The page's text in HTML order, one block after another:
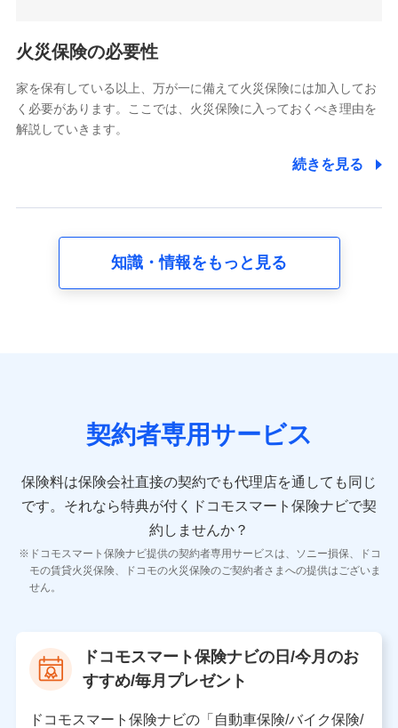
電話対応の品質向上およびお問合せ内容の正確な把握のため
6.採用応募者の個人情報
採用選考および入社手続を実施するため
8.取引先個人情報
取引先としての選定業務、営業情報の提供業務、契約締結手
10.受託業務の 個人情報
11.マイカー通勤管理クラウド並びに法人向けASPサー
ビスに関してのお問い合わせ情報
各種お問い合わせに対応するため
当社のサービスに関する情報提供や、皆様に有用なお知らせ
をお送りするため
当社の対応品質向上やお問い合わせ内容の正確な把握のため
個人情報保護管理者の職名、連絡先
〒103-0013 東京都中央区日本橋人形町2-14-10 アー
火災保険の必要性
家を保有している以上、万が一に備えて火災保険には加入してお
く必要があります。ここでは、火災保険に入っておくべき理由を
解説していきます。
続きを見る
知識・情報をもっと見る
契約者専用サービス
保険料は保険会社直接の契約でも代理店を通しても同じ
です。 それなら特典が付くドコモスマート保険ナビで契
約しませんか？
ドコモスマート保険ナビ提供の契約者専用サービスは、ソニー損保、ドコ
モの賃貸火災保険、ドコモの火災保険のご契約者さまへの提供はございま
せん。
ドコモスマート保険ナビの日/今月のお
すすめ/毎月プレゼント
ドコモスマート保険ナビの「自動車保険/バイク保険/